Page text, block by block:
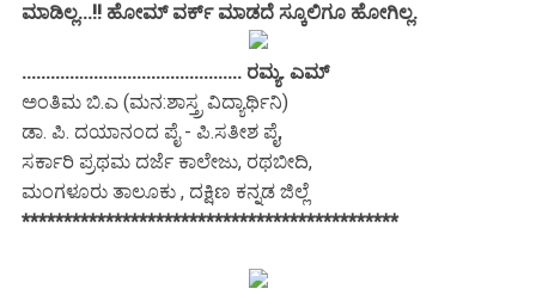
ಮಾಡಿಲ್ಲ...!! ಹೋಮ್ ವರ್ಕ್ ಮಾಡದೆ ಸ್ಕೂಲಿಗೂ ಹೋಗಿಲ್ಲ.
.............................................. ರಮ್ಯ. ಎಮ್
ಅಂತಿಮ ಬಿ.ಎ (ಮನ:ಶಾಸ್ತ್ರ ವಿದ್ಯಾರ್ಥಿನಿ)
ಡಾ. ಪಿ. ದಯಾನಂದ ಪೈ - ಪಿ.ಸತೀಶ ಪೈ,
ಸರ್ಕಾರಿ ಪ್ರಥಮ ದರ್ಜೆ ಕಾಲೇಜು, ರಥಬೀದಿ,
ಮಂಗಳೂರು ತಾಲೂಕು , ದಕ್ಷಿಣ ಕನ್ನಡ ಜಿಲ್ಲೆ
*********************************************